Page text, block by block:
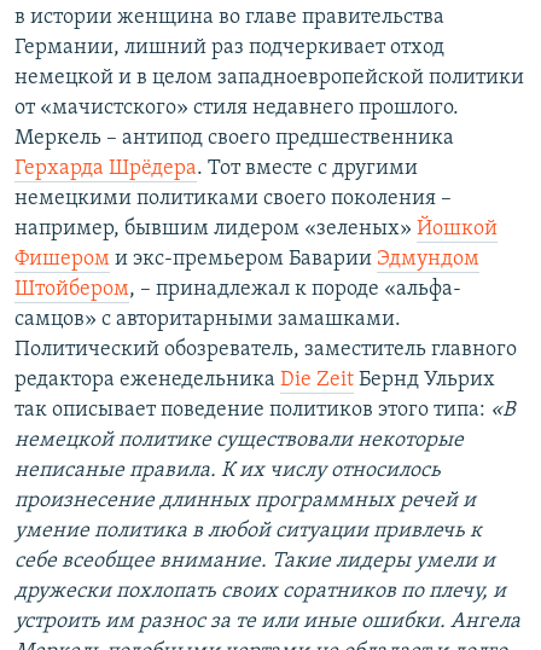
в истории женщина во главе правительства
Германии, лишний раз подчеркивает отход
немецкой и в целом западноевропейской политики
от «мачистского» стиля недавнего прошлого.
Меркель – антипод своего предшественника
Герхарда Шрёдера. Тот вместе с другими
немецкими политиками своего поколения –
например, бывшим лидером «зеленых» Йошкой
Фишером и экс-премьером Баварии Эдмундом
Штойбером, – принадлежал к породе «альфа-
самцов» с авторитарными замашками.
Политический обозреватель, заместитель главного
редактора еженедельника Die Zeit Бернд Ульрих
так описывает поведение политиков этого типа: «В
немецкой политике существовали некоторые
неписаные правила. К их числу относилось
произнесение длинных программных речей и
умение политика в любой ситуации привлечь к
себе всеобщее внимание. Такие лидеры умели и
дружески похлопать своих соратников по плечу, и
устроить им разнос за те или иные ошибки. Ангела